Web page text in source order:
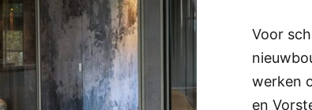
Voor
werken
en